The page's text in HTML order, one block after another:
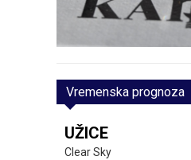
Vremenska prognoza
UŽICE
Clear Sky